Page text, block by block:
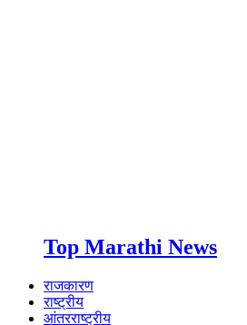
Top Marathi News
राजकारण
राष्ट्रीय
आंतरराष्ट्रीय